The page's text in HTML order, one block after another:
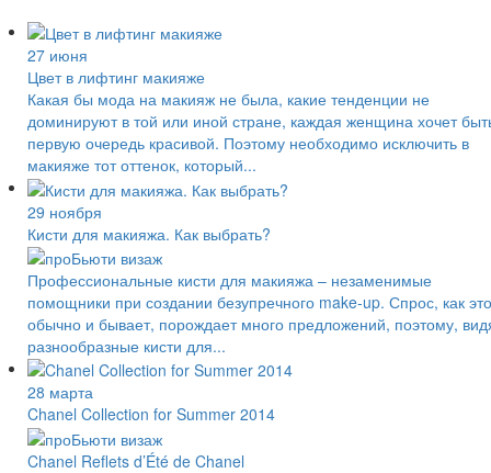
27 июня
Цвет в лифтинг макияже
Какая бы мода на макияж не была, какие тенденции не
доминируют в той или иной стране, каждая женщина хочет
первую очередь красивой. Поэтому необходимо исключить в
макияже тот оттенок, который...
29 ноября
Кисти для макияжа. Как выбрать?
Профессиональные кисти для макияжа – незаменимые
помощники при создании безупречного make-up. Спрос, как это
обычно и бывает, порождает много предложений, поэтому,
разнообразные кисти для...
28 марта
Chanel Collection for Summer 2014
Chanel Reflets d’Été de Chanel